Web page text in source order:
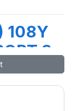
108Y
3